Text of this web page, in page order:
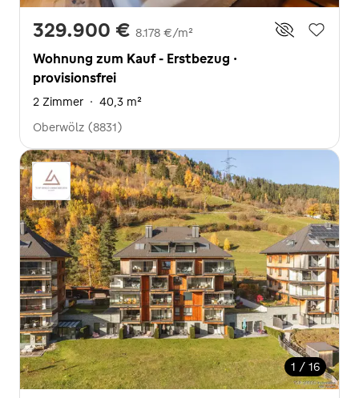
329.900 € 8.178 €/m²
Wohnung zum Kauf - Erstbezug ·
provisionsfrei
2 Zimmer · 40,3 m²
Oberwölz (8831)
1 / 16